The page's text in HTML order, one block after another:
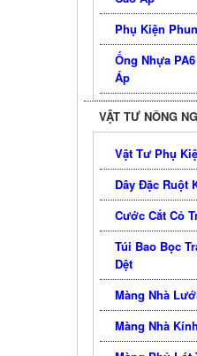
Phụ Kiện
Ống Nhựa
Áp
VẬT TƯ NÔNG
Vật Tư Phụ
Dây Đặc Ruột
Cước Cắt Cỏ
Túi Bao Bọc
Dệt
Màng Nhà
Màng Nhà